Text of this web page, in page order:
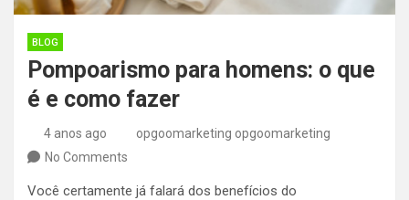
BLOG
Pompoarismo para homens: o que
é e como fazer
4 anos ago
opgoomarketing opgoomarketing
No Comments
Você certamente já falará dos benefícios do